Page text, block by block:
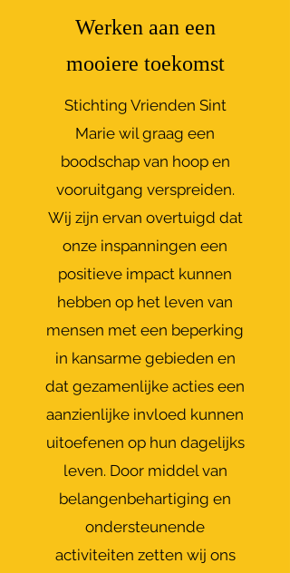
Werken aan een
mooiere toekomst
Stichting Vrienden Sint
Marie wil graag een
boodschap van hoop en
vooruitgang verspreiden.
Wij zijn ervan overtuigd dat
onze inspanningen een
positieve impact kunnen
hebben op het leven van
mensen met een beperking
in kansarme gebieden en
dat gezamenlijke acties een
aanzienlijke invloed kunnen
uitoefenen op hun dagelijks
leven. Door middel van
belangenbehartiging en
ondersteunende
activiteiten zetten wij ons